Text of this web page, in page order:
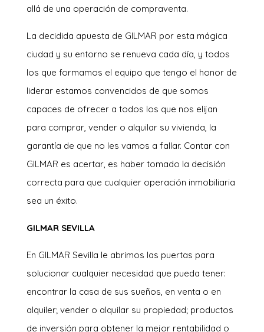
allá de una operación de compraventa.
La decidida apuesta de GILMAR por esta mágica
ciudad y su entorno se renueva cada día, y todos
los que formamos el equipo que tengo el honor de
liderar estamos convencidos de que somos
capaces de ofrecer a todos los que nos elijan
para comprar, vender o alquilar su vivienda, la
garantía de que no les vamos a fallar. Contar con
GILMAR es acertar, es haber tomado la decisión
correcta para que cualquier operación inmobiliaria
sea un éxito.
GILMAR SEVILLA
En GILMAR Sevilla le abrimos las puertas para
solucionar cualquier necesidad que pueda tener:
encontrar la casa de sus sueños, en venta o en
alquiler; vender o alquilar su propiedad; productos
de inversión para obtener la mejor rentabilidad o